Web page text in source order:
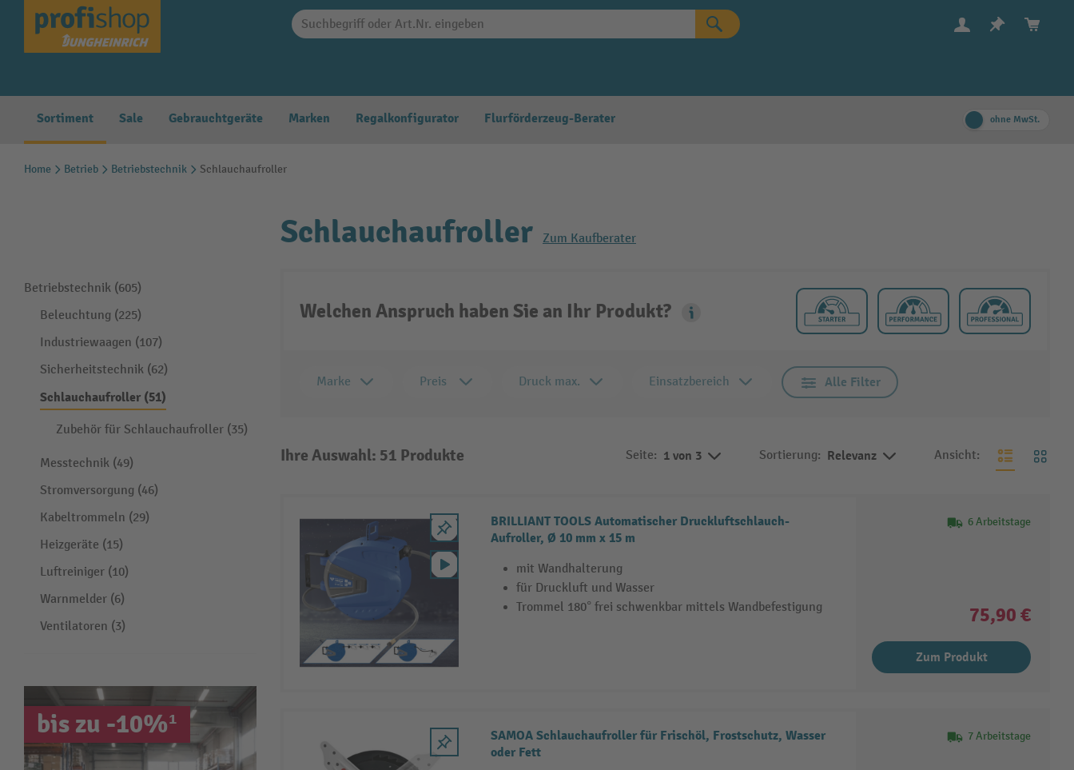
Zur Hauptnavigation springen
Sortiment Sale Gebrauchtgeräte Marken Regalkonfigurator Flurförderzeug-Berater ohne MwSt.
Home Betrieb Betriebstechnik Schlauchaufroller
Betriebstechnik (605)
Beleuchtung (225)
Industriewaagen (107)
Sicherheitstechnik (62)
Schlauchaufroller (51)
Zubehör für Schlauchaufroller (35)
Messtechnik (49)
Stromversorgung (46)
Kabeltrommeln (29)
Heizgeräte (15)
Luftreiniger (10)
Warnmelder (6)
Ventilatoren (3)
bis zu -10%¹
Schlauchaufroller Zum Kaufberater
Welchen Anspruch haben Sie an Ihr Produkt?
Marke Preis Druck max. Einsatzbereich Alle Filter
Ihre Auswahl: 51 Produkte Seite: 1 von 3 Sortierung: Relevanz Ansicht:
BRILLIANT TOOLS Automatischer Druckluftschlauch-
Aufroller, Ø 10 mm x 15 m
mit Wandhalterung
für Druckluft und Wasser
Trommel 180° frei schwenkbar mittels Wandbefestigung
6 Arbeitstage
75,90 €
Zum Produkt
SAMOA Schlauchaufroller für Frischöl, Frostschutz, Wasser
oder Fett
7 Arbeitstage